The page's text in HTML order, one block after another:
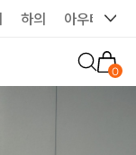
하의 아우터
0